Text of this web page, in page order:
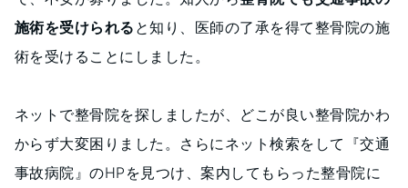
施術を受けられる と知り、医師の了承を得て整骨院の施
術を受けることにしました。
ネットで整骨院を探しましたが、どこが良い整骨院かわ
からず大変困りました。さらにネット検索をして『交通
事故病院』のHPを見つけ、案内してもらった整骨院に